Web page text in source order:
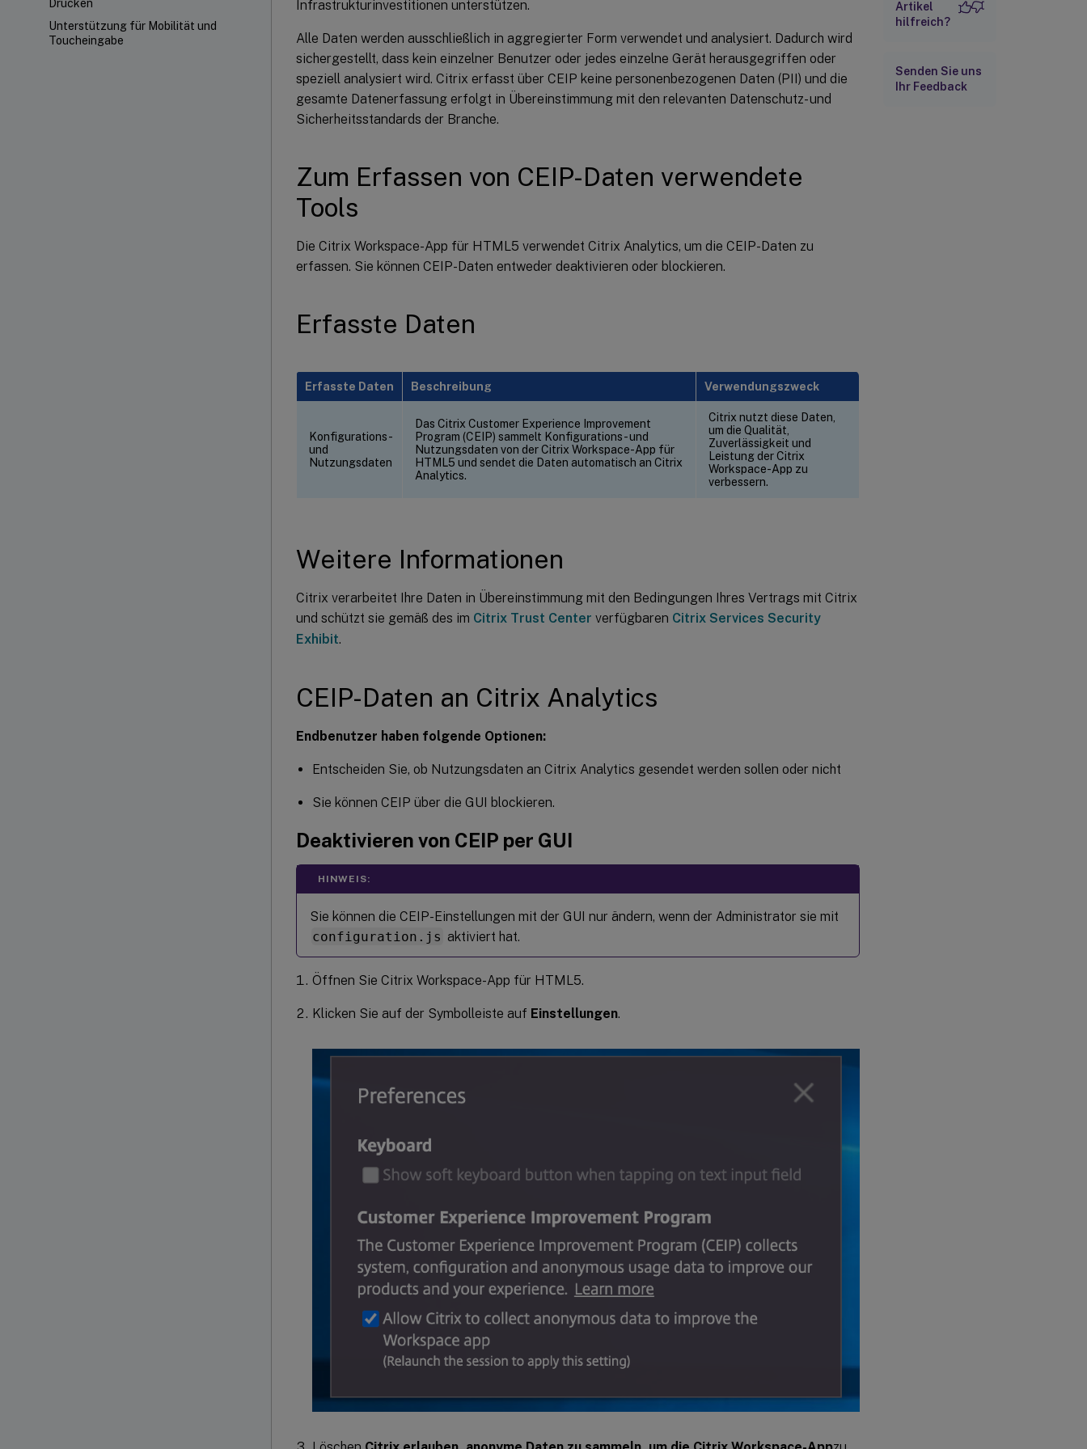
Drucken
Unterstützung für Mobilität und
Toucheingabe
Infrastrukturinvestitionen unterstützen.
Alle Daten werden ausschließlich in aggregierter Form verwendet und analysiert. Dadurch wird
sichergestellt, dass kein einzelner Benutzer oder jedes einzelne Gerät herausgegriffen oder
speziell analysiert wird. Citrix erfasst über CEIP keine personenbezogenen Daten (PII) und die
gesamte Datenerfassung erfolgt in Übereinstimmung mit den relevanten Datenschutz- und
Sicherheitsstandards der Branche.
Zum Erfassen von CEIP-Daten verwendete
Tools
Die Citrix Workspace-App für HTML5 verwendet Citrix Analytics, um die CEIP-Daten zu
erfassen. Sie können CEIP-Daten entweder deaktivieren oder blockieren.
Erfasste Daten
Erfasste Daten Beschreibung Verwendungszweck
Konfigurations-
und
Nutzungsdaten
Das Citrix Customer Experience Improvement
Program (CEIP) sammelt Konfigurations- und
Nutzungsdaten von der Citrix Workspace-App für
HTML5 und sendet die Daten automatisch an Citrix
Analytics.
Citrix nutzt diese Daten,
um die Qualität,
Zuverlässigkeit und
Leistung der Citrix
Workspace-App zu
verbessern.
Weitere Informationen
Citrix verarbeitet Ihre Daten in Übereinstimmung mit den Bedingungen Ihres Vertrags mit Citrix
und schützt sie gemäß des im Citrix Trust Center verfügbaren Citrix Services Security
Exhibit.
CEIP-Daten an Citrix Analytics
Endbenutzer haben folgende Optionen:
Entscheiden Sie, ob Nutzungsdaten an Citrix Analytics gesendet werden sollen oder nicht
Sie können CEIP über die GUI blockieren.
Deaktivieren von CEIP per GUI
HINWEIS:
Sie können die CEIP-Einstellungen mit der GUI nur ändern, wenn der Administrator sie mit
configuration.js aktiviert hat.
Öffnen Sie Citrix Workspace-App für HTML5.
Klicken Sie auf der Symbolleiste auf Einstellungen.
CEIP-Daten an
Citrix Analytics
Artikel
hilfreich?
Senden Sie uns
Ihr Feedback